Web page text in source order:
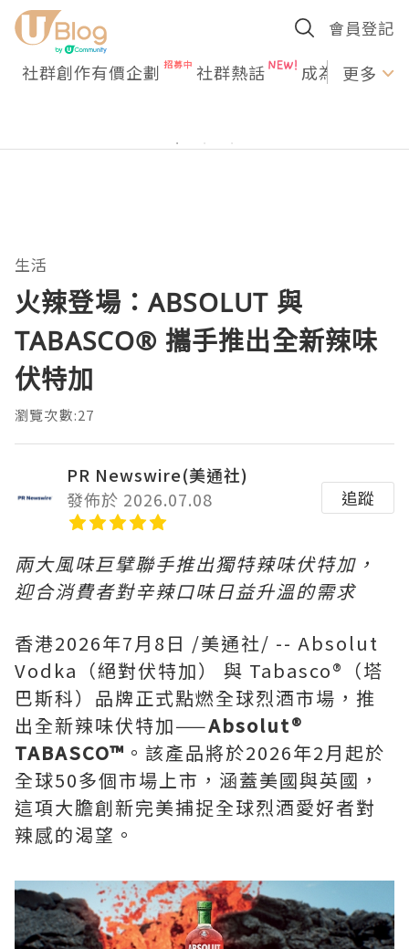
會員登記
社群創作有價企劃 社群熱話 成為U更多
生活
火辣登場：ABSOLUT 與
TABASCO® 攜手推出全新辣味
伏特加
瀏覽次數:27
PR Newswire(美通社)
發佈於 2026.07.08
追蹤
兩大風味巨擘聯手推出獨特辣味伏特加，
迎合消費者對辛辣口味日益升溫的需求
香港2026年7月8日 /美通社/ -- Absolut
Vodka（絕對伏特加） 與 Tabasco®（塔
巴斯科）品牌正式點燃全球烈酒市場，推
出全新辣味伏特加——Absolut®
TABASCO™ 。該產品將於2026年2月起於
全球50多個市場上市，涵蓋美國與英國，
這項大膽創新完美捕捉全球烈酒愛好者對
辣感的渴望。